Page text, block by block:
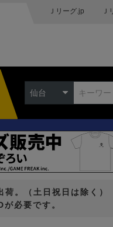
Ｊリーグ.jp Ｊ
仙台
。（土日祝日は除く）
必要です。